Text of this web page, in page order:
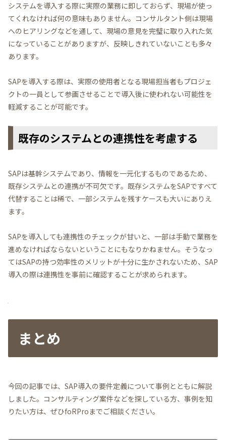
システムを導入する際に実際の業務に即しておらず、現場が使っ
てくれなければ何の意味もありません。コンサルタント側は現場
へのヒアリングなどを通して、現場の意見を完璧に取り入れた気
になっていることがありますが、反映しきれていないことも多々
あります。
SAPを導入する際は、実際の使用者となる現場担当者もプロジェ
クトの一員として参画させることで導入後に使われない可能性を
軽減することが可能です。
既存のシステムとの連携性を考慮する
SAPは基幹システムであり、情報を一元化するものであるため、
既存システムとの連携が不可欠です。既存システムをSAPですべて
代替することは稀で、一部システムを残すケースも大いにありえ
ます。
SAPを導入しても連携性のチェックが甘いと、一部は手動で業務を
進めなければならないということにもなりかねません。そうなっ
てはSAPの持つ効率性のメリットが十分に生かされないため、SAP
導入の際は連携性を事前に確認することが求められます。
まとめ
今回の記事では、SAP導入の要件定義について事例とともに解説
しました。コンサルティング案件などを探している方、事例を知
りたい方は、ぜひfoRProまでご相談ください。